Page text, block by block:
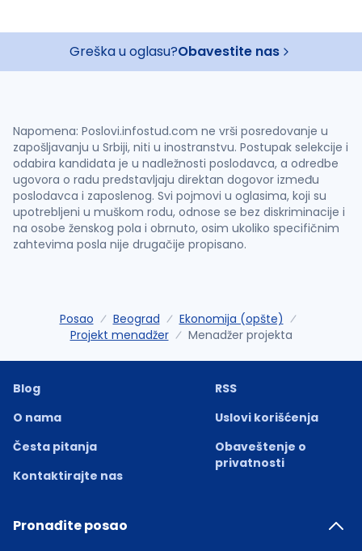
Greška u oglasu?Obavestite nas
Napomena: Poslovi.infostud.com ne vrši posredovanje u
zapošljavanju u Srbiji, niti u inostranstvu. Postupak selekcije i
odabira kandidata je u nadležnosti poslodavca, a odredbe
ugovora o radu predstavljaju direktan dogovor između
poslodavca i zaposlenog. Svi pojmovi u oglasima, koji su
upotrebljeni u muškom rodu, odnose se bez diskriminacije i
na osobe ženskog pola i obrnuto, osim ukoliko specifičnim
zahtevima posla nije drugačije propisano.
Posao Beograd
Ekonomija (opšte)
Projekt menadžer
Menadžer projekta
Blog
O nama
Česta pitanja
Kontaktirajte nas
RSS
Uslovi korišćenja
Obaveštenje o
privatnosti
Pronađite posao